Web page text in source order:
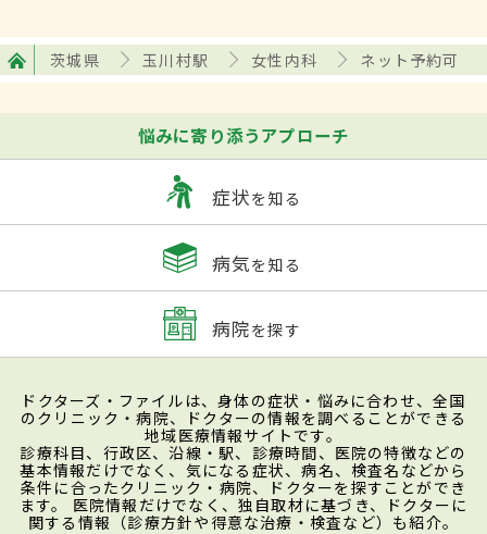
茨城県 玉川村駅 女性内科 ネット予約可
悩みに寄り添うアプローチ
症状を知る
病気を知る
病院を探す
ドクターズ・ファイルは、身体の症状・悩みに合わせ、全国
のクリニック・病院、ドクターの情報を調べることができる
地域医療情報サイトです。
診療科目、行政区、沿線・駅、診療時間、医院の特徴などの
基本情報だけでなく、気になる症状、病名、検査名などから
条件に合ったクリニック・病院、ドクターを探すことができ
ます。 医院情報だけでなく、独自取材に基づき、ドクターに
関する情報（診療方針や得意な治療・検査など）も紹介。